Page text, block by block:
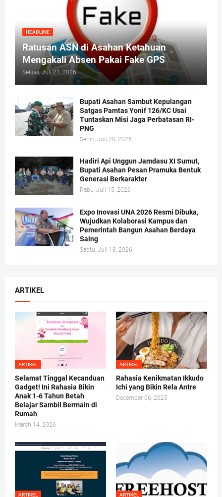
HEADLINE
Ratusan ASN di Asahan Ketahuan
Mengakali Absen Pakai Fake GPS
Selasa, Juli 21, 2026
Bupati Asahan Sambut Kepulangan
Satgas Pamtas Yonif 126/KC Usai
Tuntaskan Misi Jaga Perbatasan RI-
PNG
Senin, Juli 20, 2026
Hadiri Api Unggun Jamdasu XI Sumut,
Bupati Asahan Pesan Pramuka Bentuk
Generasi Berkarakter
Rabu, Juli 15, 2026
Expo Inovasi UNA 2026 Resmi Dibuka,
Wujudkan Kolaborasi Kampus dan
Pemerintah Bangun Asahan Berdaya
Saing
Sabtu, Juli 18, 2026
ARTIKEL
ARTIKEL
Selamat Tinggal Kecanduan
Gadget! Ini Rahasia Bikin
Anak 1-6 Tahun Betah
Belajar Sambil Bermain di
Rumah
March 14, 2026
ARTIKEL
Rahasia Kenikmatan Ikkudo
Ichi yang Bikin Rela Antre
December 06, 2025
ARTIKEL ARTIKEL